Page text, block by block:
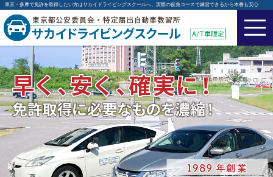
東京・多摩で免許を取得したい方はサカイドライビングスクールへ。実際の仮免コースで練習できるから本番も安心